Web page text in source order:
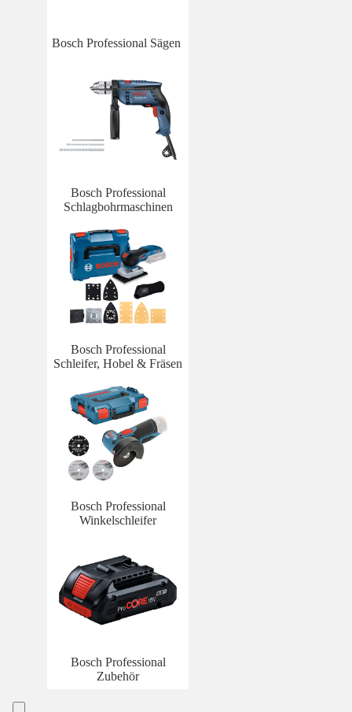
Bosch Professional Sägen
Bosch Professional
Schlagbohrmaschinen
Bosch Professional
Schleifer, Hobel & Fräsen
Bosch Professional
Winkelschleifer
Bosch Professional
Zubehör